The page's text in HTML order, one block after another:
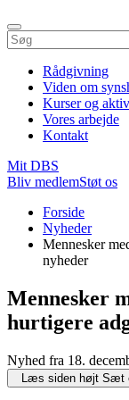
Rådgivning
Viden om
Kurser og
Vores arbejde
Kontakt
Mit DBS
Bliv medlemStøt os
Forside
Nyheder
Mennesker
nyheder
Mennesker
hurtigere
Nyhed fra 18.
Læs siden højt Sæt